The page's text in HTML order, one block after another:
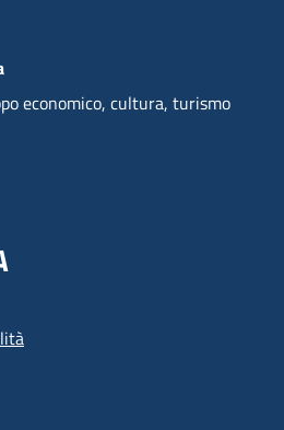
economico, cultura, turismo